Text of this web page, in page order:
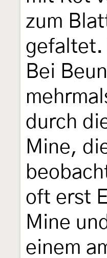
zum
gefaltet.
Bei
durch
Mine,
oft erst
Mine
einem